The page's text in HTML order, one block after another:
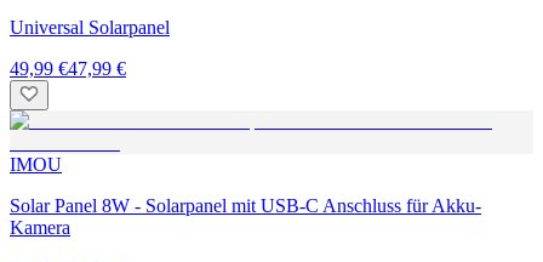
Universal Solarpanel
49,99 €47,99 €
IMOU
Solar Panel 8W - Solarpanel mit USB-C Anschluss für Akku-
Kamera